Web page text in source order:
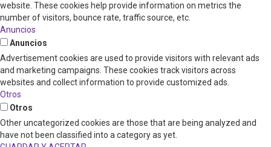
website. These cookies help provide information on metrics the
number of visitors, bounce rate, traffic source, etc.
Anuncios
Anuncios
Advertisement cookies are used to provide visitors with relevant ads
and marketing campaigns. These cookies track visitors across
websites and collect information to provide customized ads.
Otros
Otros
Other uncategorized cookies are those that are being analyzed and
have not been classified into a category as yet.